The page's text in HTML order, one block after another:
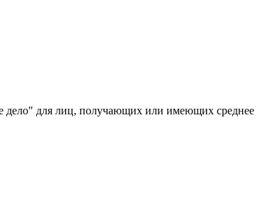
дело" для лиц, получающих или имеющих среднее